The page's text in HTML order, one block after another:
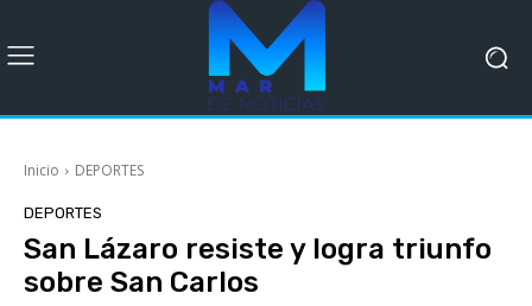
Inicio DEPORTES
DEPORTES
San Lázaro resiste y logra triunfo
sobre San Carlos